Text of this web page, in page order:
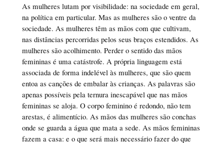
As mulheres lutam por visibilidade: na sociedade em geral,
na política em particular. Mas as mulheres são o ventre da
sociedade. As mulheres têm as mãos com que cultivam,
nas distâncias percorridas pelos seus braços estendidos. As
mulheres são acolhimento. Perder o sentido das mãos
femininas é uma catástrofe. A própria linguagem está
associada de forma indelével às mulheres, que são quem
entoa as canções de embalar às crianças. As palavras são
apenas possíveis pela ternura inescapável que nas mãos
femininas se aloja. O corpo feminino é redondo, não tem
arestas, é alimentício. As mãos das mulheres são conchas
onde se guarda a água que mata a sede. As mãos femininas
fazem a casa: e o que será mais necessário fazer do que